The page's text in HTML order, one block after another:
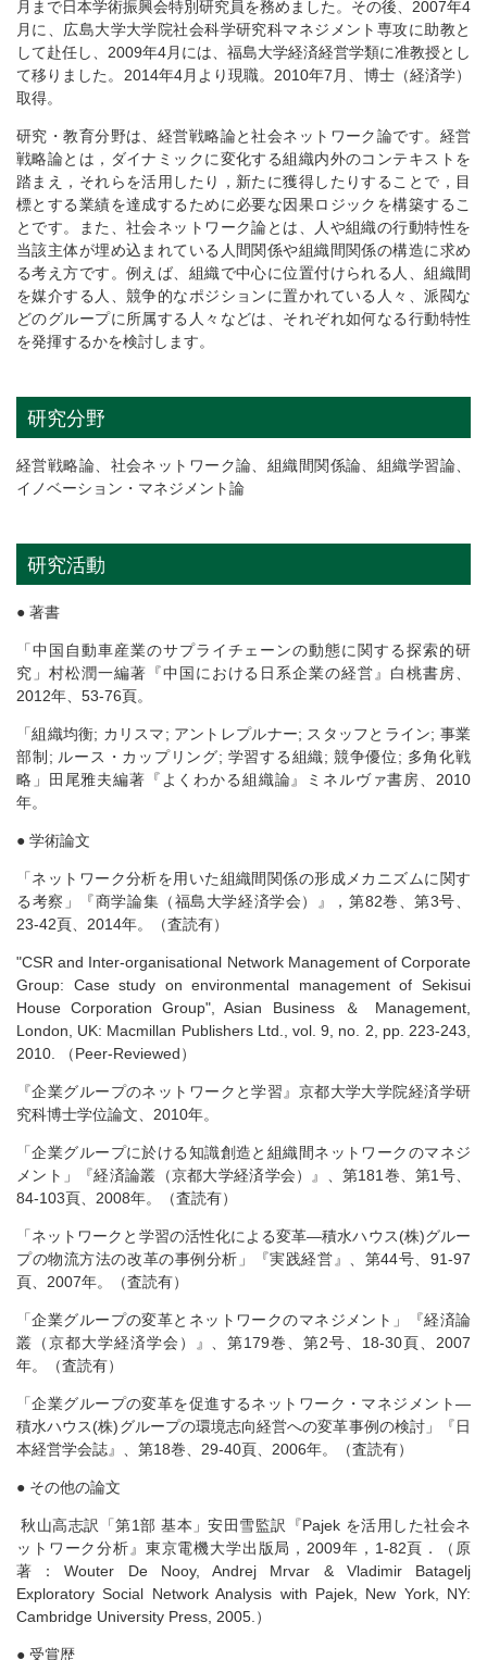
月まで日本学術振興会特別研究員を務めました。その後、2007年4
月に、広島大学大学院社会科学研究科マネジメント専攻に助教と
して赴任し、2009年4月には、福島大学経済経営学類に准教授とし
て移りました。2014年4月より現職。2010年7月、博士（経済学）
取得。
研究・教育分野は、経営戦略論と社会ネットワーク論です。経営
戦略論とは，ダイナミックに変化する組織内外のコンテキストを
踏まえ，それらを活用したり，新たに獲得したりすることで，目
標とする業績を達成するために必要な因果ロジックを構築するこ
とです。また、社会ネットワーク論とは、人や組織の行動特性を
当該主体が埋め込まれている人間関係や組織間関係の構造に求め
る考え方です。例えば、組織で中心に位置付けられる人、組織間
を媒介する人、競争的なポジションに置かれている人々、派閥な
どのグループに所属する人々などは、それぞれ如何なる行動特性
を発揮するかを検討します。
研究分野
経営戦略論、社会ネットワーク論、組織間関係論、組織学習論、
イノベーション・マネジメント論
研究活動
● 著書
「中国自動車産業のサプライチェーンの動態に関する探索的研
究」村松潤一編著『中国における日系企業の経営』白桃書房、
2012年、53-76頁。
「組織均衡; カリスマ; アントレプルナー; スタッフとライン; 事業
部制; ルース・カップリング; 学習する組織; 競争優位; 多角化戦
略」田尾雅夫編著『よくわかる組織論』ミネルヴァ書房、2010
年。
● 学術論文
「ネットワーク分析を用いた組織間関係の形成メカニズムに関す
る考察」『商学論集（福島大学経済学会）』，第82巻、第3号、
23-42頁、2014年。（査読有）
"CSR and Inter-organisational Network Management of Corporate
Group: Case study on environmental management of Sekisui
House Corporation Group", Asian Business ＆ Management,
London, UK: Macmillan Publishers Ltd., vol. 9, no. 2, pp. 223-243,
2010. （Peer-Reviewed）
『企業グループのネットワークと学習』京都大学大学院経済学研
究科博士学位論文、2010年。
「企業グループに於ける知識創造と組織間ネットワークのマネジ
メント」『経済論叢（京都大学経済学会）』、第181巻、第1号、
84-103頁、2008年。（査読有）
「ネットワークと学習の活性化による変革―積水ハウス(株)グルー
プの物流方法の改革の事例分析」『実践経営』、第44号、91-97
頁、2007年。（査読有）
「企業グループの変革とネットワークのマネジメント」『経済論
叢（京都大学経済学会）』、第179巻、第2号、18-30頁、2007
年。（査読有）
「企業グループの変革を促進するネットワーク・マネジメント―
積水ハウス(株)グループの環境志向経営への変革事例の検討」『日
本経営学会誌』、第18巻、29-40頁、2006年。（査読有）
● その他の論文
秋山高志訳「第1部 基本」安田雪監訳『Pajek を活用した社会ネ
ットワーク分析』東京電機大学出版局，2009年，1-82頁．（原
著：Wouter De Nooy, Andrej Mrvar & Vladimir Batagelj
Exploratory Social Network Analysis with Pajek, New York, NY:
Cambridge University Press, 2005.）
● 受賞歴